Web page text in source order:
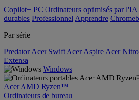
Copilot+ PC Ordinateurs optimisés par l'IA
durables Professionnel Apprendre
Par série
Predator Acer Swift Acer Aspire Acer Nitro
Extensa
Windows
Acer AMD Ryzen™
Ordinateurs de bureau